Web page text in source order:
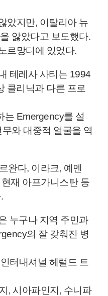
았지만, 이탈리아 뉴
앓았다고 보도했다.
르망디에 있었다.
테레사 사티는 1994
클리닉과 다른 프로
는 Emergency를 설
와 대중적 얼굴을 역
완다, 이라크, 예멘
재 아프가니스탄 등
누구나 지역 주민과
의 잘 갖춰진 병
터내셔널 헤럴드 트
, 시아파인지, 수니파